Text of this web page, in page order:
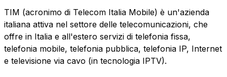
TIM (acronimo di Telecom Italia Mobile) è un'azienda
italiana attiva nel settore delle telecomunicazioni, che
offre in Italia e all'estero servizi di telefonia fissa,
telefonia mobile, telefonia pubblica, telefonia IP, Internet
e televisione via cavo (in tecnologia IPTV).